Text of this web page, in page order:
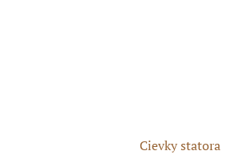
Cievky statora